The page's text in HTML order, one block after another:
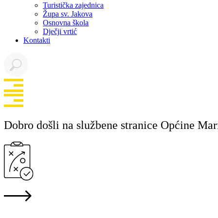
Turistička zajednica
Župa sv. Jakova
Osnovna škola
Dječji vrtić
Kontakti
Dobro došli na službene stranice Općine